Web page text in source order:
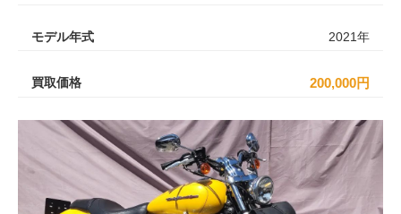
モデル年式 2021年
買取価格 200,000円